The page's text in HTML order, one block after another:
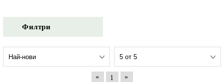
Филтри
« 1 »